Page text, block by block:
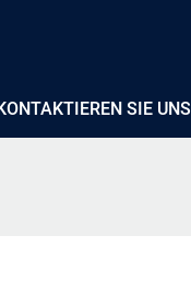
SIE UNS